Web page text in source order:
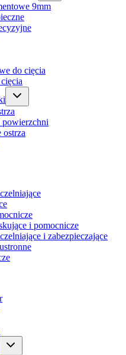
9mm
do cięcia
ostrza
i pomocnicze
i zabezpieczające